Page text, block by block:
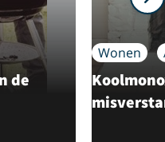
de
Wonen